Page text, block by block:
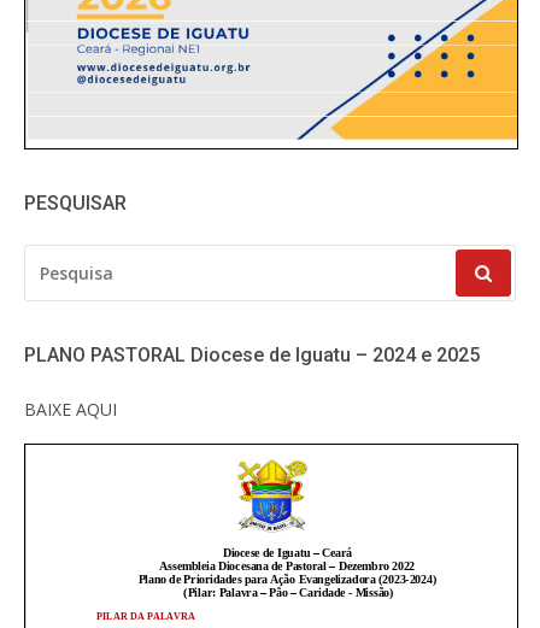
PESQUISAR
POR:
PLANO PASTORAL Diocese de Iguatu – 2024 e 2025
BAIXE AQUI